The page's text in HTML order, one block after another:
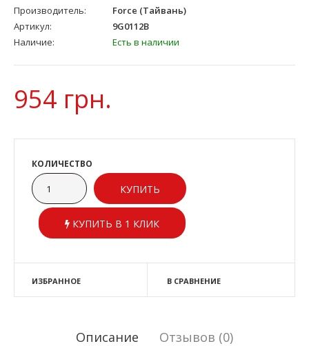
Производитель:
Force (Тайвань)
Артикул:
9G0112B
Наличие:
Есть в наличии
954 грн.
КОЛИЧЕСТВО
КУПИТЬ В 1 КЛИК
ИЗБРАННОЕ В СРАВНЕНИЕ
Описание Отзывов (0)